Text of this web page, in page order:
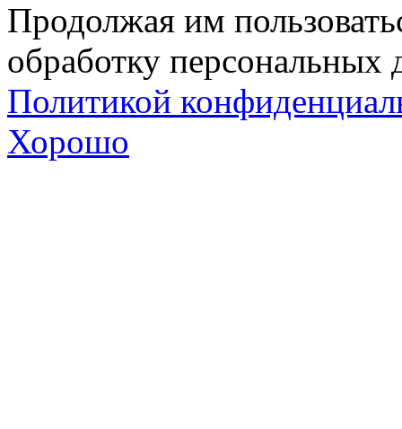
Продолжая им
обработку персональных
Политикой
Хорошо